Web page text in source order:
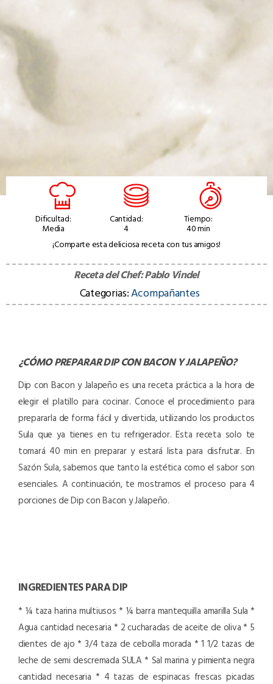
Dificultad:
Media
Cantidad:
4
Tiempo:
40 min
¡Comparte esta deliciosa receta con tus amigos!
Receta del Chef:Pablo Vindel
Categorias:Acompañantes
¿CÓMO PREPARARDIP CON BACON Y JALAPEÑO?
Dip con Bacon y Jalapeño es una receta práctica a la hora de
elegir el platillo para cocinar. Conoce el procedimiento para
prepararla de forma fácil y divertida, utilizando los productos
Sula que ya tienes en tu refrigerador. Esta receta solo te
tomará 40 min en preparar y estará lista para disfrutar. En
Sazón Sula, sabemos que tanto la estética como el sabor son
esenciales. A continuación, te mostramos el proceso para 4
porciones de Dip con Bacon y Jalapeño.
INGREDIENTES PARA DIP
* ¼ taza harina multiusos * ¼ barra mantequilla amarilla Sula *
Agua cantidad necesaria * 2 cucharadas de aceite de oliva* 5
dientes de ajo * 3/4 taza de cebolla morada * 1 1/2 tazas de
leche de semi descremada SULA * Sal marina y pimienta negra
cantidad necesaria * 4 tazas de espinacas frescas picadas